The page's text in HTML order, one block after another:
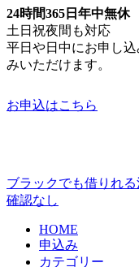
24時間365日年中無休
土日祝夜間も対応
平日や日中にお申し
みいただけます。
お申込はこちら
ブラックでも借りれ
確認なし
HOME
申込み
カテゴリー